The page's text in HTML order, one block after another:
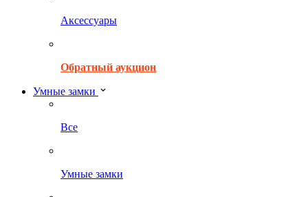
Аксессуары
Обратный аукцион
Умные замки
Все
Умные замки